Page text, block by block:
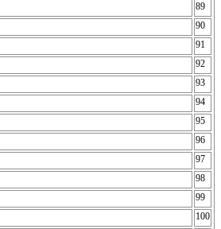
89
90
91
92
93
94
95
96
97
98
99
100